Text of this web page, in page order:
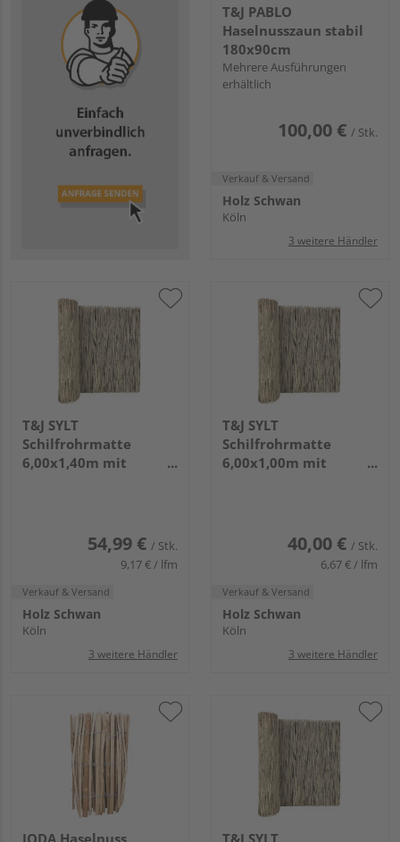
T&J PABLO
Haselnusszaun stabil
180x90cm
Mehrere Ausführungen
erhältlich
100,00 € / Stk.
Verkauf & Versand
Holz Schwan
Köln
3 weitere Händler
T&J SYLT
Schilfrohrmatte
6,00x1,40m mit
54,99 € / Stk.
9,17 € / lfm
Verkauf & Versand
Holz Schwan
Köln
3 weitere Händler
T&J SYLT
Schilfrohrmatte
6,00x1,00m mit
40,00 € / Stk.
6,67 € / lfm
Verkauf & Versand
Holz Schwan
Köln
3 weitere Händler